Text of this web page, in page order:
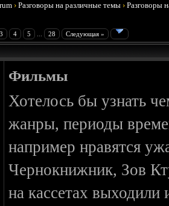
›Разговоры на различные темы ›Разговоры
3 4 5 28 Следующая »
Фильмы
Хотелось бы узнать
жанры, периоды
например нравятся
Чернокнижник, Зов
на кассетах